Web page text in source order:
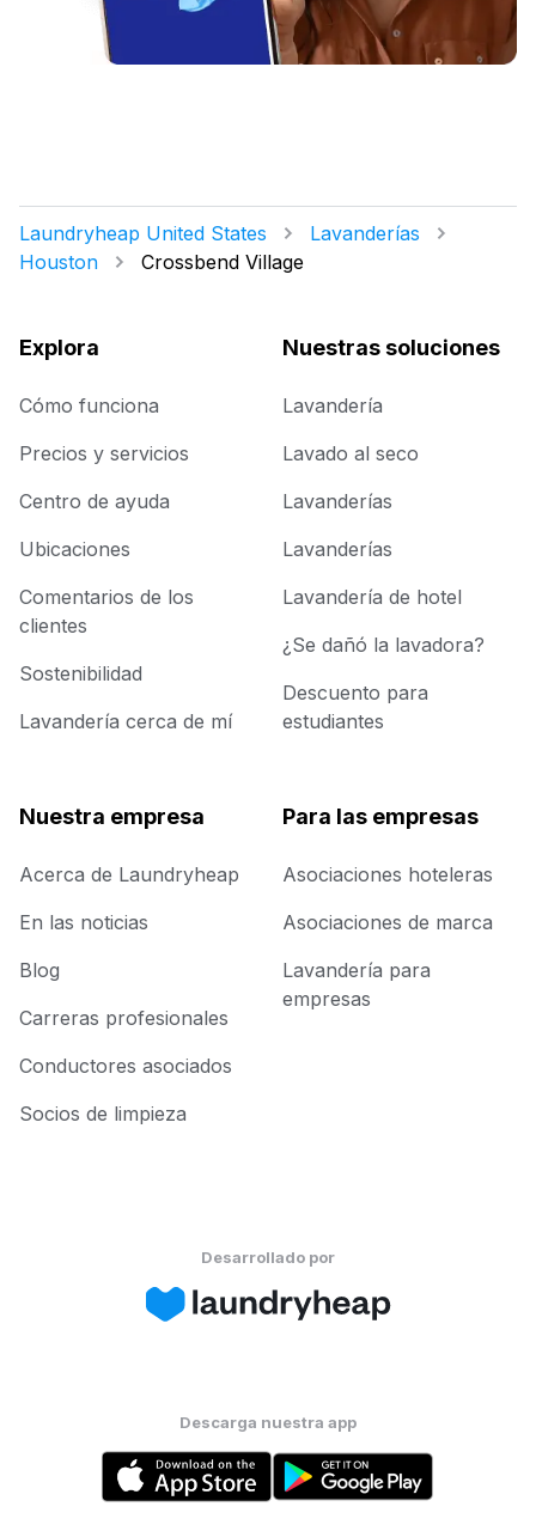
Laundryheap United States
Lavanderías
Houston
Crossbend Village
Explora
Cómo funciona
Precios y servicios
Centro de ayuda
Ubicaciones
Comentarios de los
clientes
Sostenibilidad
Lavandería cerca de mí
Nuestras soluciones
Lavandería
Lavado al seco
Lavanderías
Lavanderías
Lavandería de hotel
¿Se dañó la lavadora?
Descuento para
estudiantes
Nuestra empresa
Acerca de Laundryheap
En las noticias
Blog
Carreras profesionales
Conductores asociados
Socios de limpieza
Para las empresas
Asociaciones hoteleras
Asociaciones de marca
Lavandería para
empresas
Desarrollado por
Descarga nuestra app